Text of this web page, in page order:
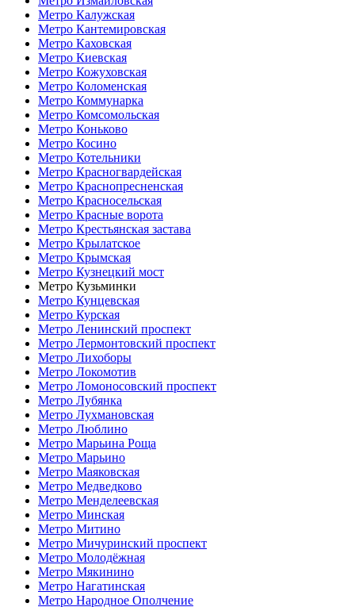
Метро Калужская
Метро Кантемировская
Метро Каховская
Метро Киевская
Метро Кожуховская
Метро Коломенская
Метро Коммунарка
Метро Комсомольская
Метро Коньково
Метро Косино
Метро Котельники
Метро Красногвардейская
Метро Краснопресненская
Метро Красносельская
Метро Красные ворота
Метро Крестьянская застава
Метро Крылатское
Метро Крымская
Метро Кузнецкий мост
Метро Кузьминки
Метро Кунцевская
Метро Курская
Метро Ленинский проспект
Метро Лермонтовский проспект
Метро Лихоборы
Метро Локомотив
Метро Ломоносовский проспект
Метро Лубянка
Метро Лухмановская
Метро Люблино
Метро Марьина Роща
Метро Марьино
Метро Маяковская
Метро Медведково
Метро Менделеевская
Метро Минская
Метро Митино
Метро Мичуринский проспект
Метро Молодёжная
Метро Мякинино
Метро Нагатинская
Метро Народное Ополчение